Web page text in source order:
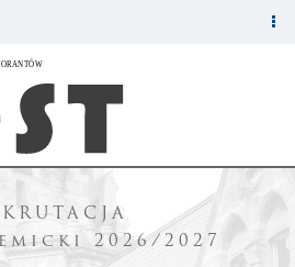
2026/2027